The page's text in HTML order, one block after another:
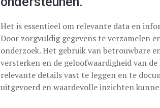
Het is essentieel om relevante data en
Door zorgvuldig gegevens te verzamelen
onderzoek. Het gebruik van betrouwbare
versterken en de geloofwaardigheid van
relevante details vast te leggen en te
uitgevoerd en waardevolle inzichten